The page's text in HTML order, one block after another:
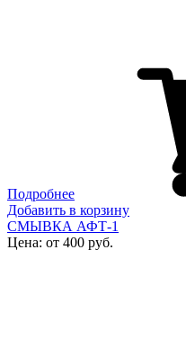
Подробнее
Добавить в корзину
СМЫВКА АФТ-1
Цена: от 400 руб.